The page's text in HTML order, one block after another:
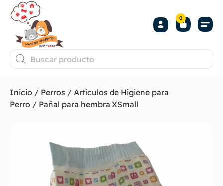
0
Inicio / Perros / Artículos de Higiene para
Perro / Pañal para hembra XSmall